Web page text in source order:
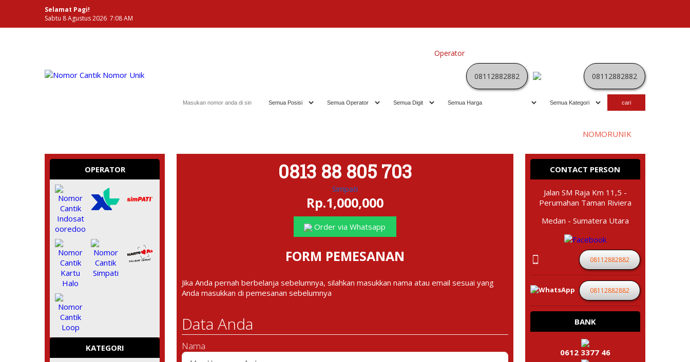
Selamat Pagi!
Sabtu 8 Agustus 2026 7:08 AM
Operator
08112882882 08112882882
NOMORUNIK- nomor
OPERATOR
KATEGORI
0813 88 805 703
Simpati
Rp.1,000,000
Order via Whatsapp
FORM PEMESANAN
Jika Anda pernah berbelanja sebelumnya, silahkan masukkan nama atau email sesuai yang
Anda masukkan di pemesanan sebelumnya
Data Anda
Nama
CONTACT PERSON
Jalan SM Raja Km 11,5 -
Perumahan Taman Riviera
Medan - Sumatera Utara
08112882882
08112882882
BANK
0612 3377 46